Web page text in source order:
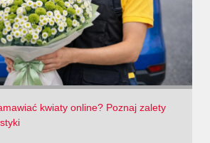
kwiaty online? Poznaj zalety